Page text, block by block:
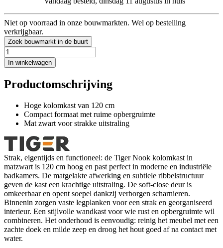
Niet op voorraad in onze bouwmarkten. Wel op bestelling
verkrijgbaar.
Zoek bouwmarkt in de buurt
In winkelwagen
Productomschrijving
Hoge kolomkast van 120 cm
Compact formaat met ruime opbergruimte
Mat zwart voor strakke uitstraling
Strak, eigentijds en functioneel: de Tiger Nook kolomkast in
matzwart is 120 cm hoog en past perfect in moderne en industriële
badkamers. De matgelakte afwerking en subtiele ribbelstructuur
geven de kast een krachtige uitstraling. De soft-close deur is
omkeerbaar en opent soepel dankzij verborgen scharnieren.
Binnenin zorgen vaste legplanken voor een strak en georganiseerd
interieur. Een stijlvolle wandkast voor wie rust en opbergruimte wil
combineren. Het onderhoud is eenvoudig: reinig het meubel met een
zachte doek en milde zeep en droog het hout goed af na contact met
water.